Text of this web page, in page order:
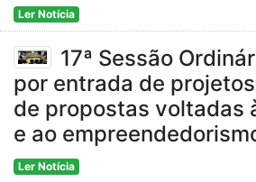
Ler Notícia
17ª Sessão
por entrada de
de propostas voltadas
e ao
Ler Notícia